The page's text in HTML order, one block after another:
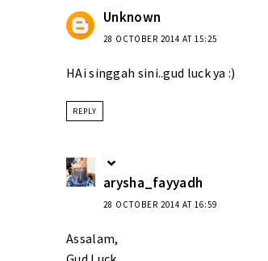
Unknown
28 OCTOBER 2014 AT 15:25
HAi singgah sini..gud luck ya :)
REPLY
arysha_fayyadh
28 OCTOBER 2014 AT 16:59
Assalam,